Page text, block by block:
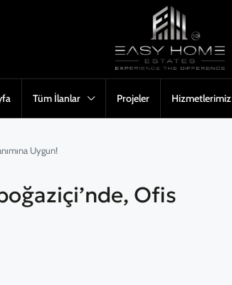
Tüm İlanlar Projeler Hizmetlerimiz
Uygun!
Ofis